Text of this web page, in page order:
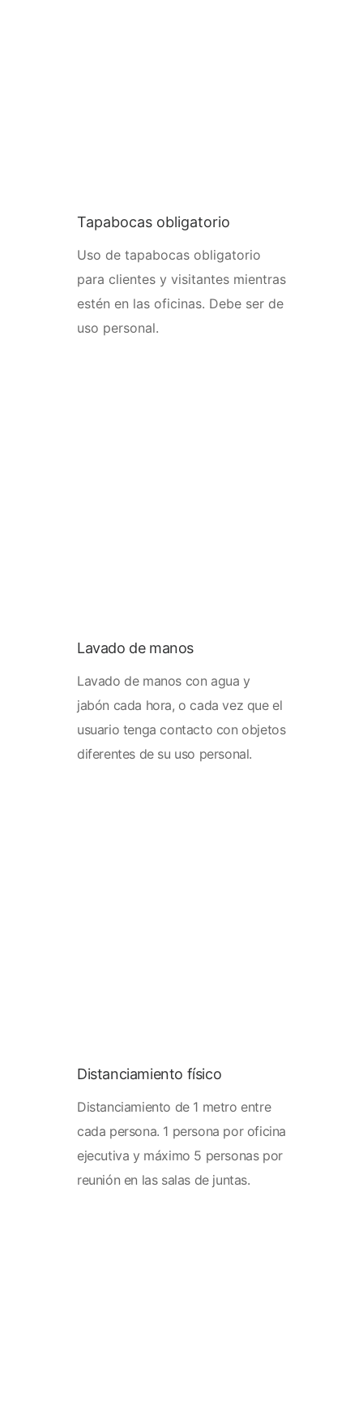
Tapabocas obligatorio
Uso de tapabocas obligatorio
para clientes y visitantes mientras
estén en las oficinas. Debe ser de
uso personal.
Lavado de manos
Lavado de manos con agua y
jabón cada hora, o cada vez que el
usuario tenga contacto con objetos
diferentes de su uso personal.
Distanciamiento físico
Distanciamiento de 1 metro entre
cada persona. 1 persona por oficina
ejecutiva y máximo 5 personas por
reunión en las salas de juntas.